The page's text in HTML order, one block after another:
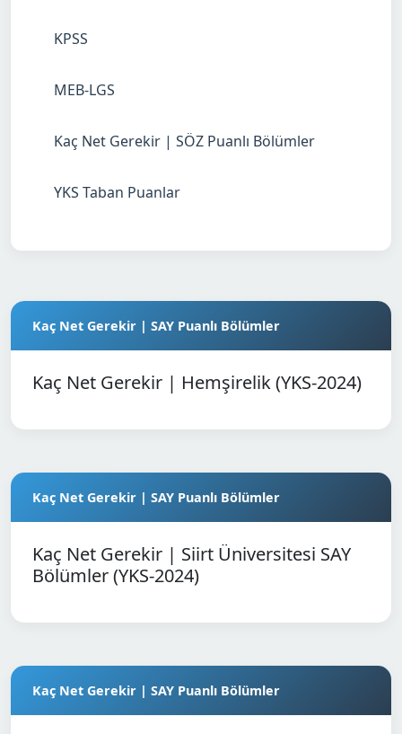
KPSS
MEB-LGS
Kaç Net Gerekir | SÖZ Puanlı Bölümler
YKS Taban Puanlar
Kaç Net Gerekir | SAY Puanlı Bölümler
Kaç Net Gerekir | Hemşirelik (YKS-2024)
Kaç Net Gerekir | SAY Puanlı Bölümler
Kaç Net Gerekir | Siirt Üniversitesi SAY
Bölümler (YKS-2024)
Kaç Net Gerekir | SAY Puanlı Bölümler